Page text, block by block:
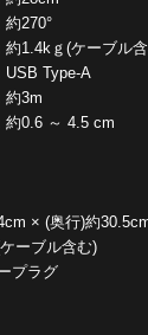
約270°
約1.4kｇ(ケーブル
USB Type-A
約3m
約0.6 ～ 4.5 cm
× (奥行)約
ーブル含む)
プラグ